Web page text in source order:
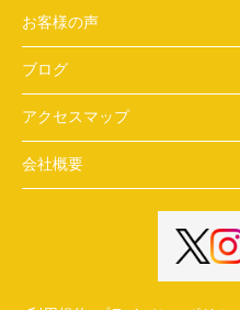
お客様の声
ブログ
アクセスマップ
会社概要